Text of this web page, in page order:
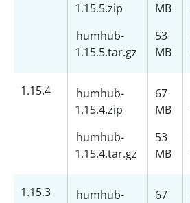
1.15.5.zip
humhub-
1.15.5.tar.gz
MB
53
MB
1.15.4
humhub-
1.15.4.zip
humhub-
1.15.4.tar.gz
67
MB
53
MB
1.15.3
humhub-
67